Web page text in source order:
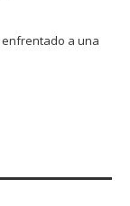
a una